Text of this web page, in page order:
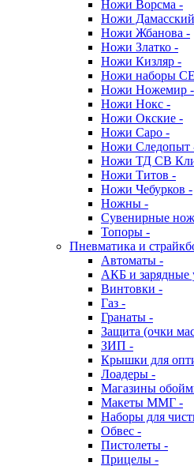
Ножи Ворсма -
Ножи
Ножи Жбанова -
Ножи Златко -
Ножи Кизляр -
Ножи наборы
Ножи Ножемир -
Ножи Нокс -
Ножи Окские -
Ножи Саро -
Ножи Следопыт
Ножи ТД СВ
Ножи Титов -
Ножи Чебурков -
Ножны -
Сувенирные
Топоры -
Пневматика и
Автоматы -
АКБ и зарядные
Винтовки -
Газ -
Гранаты -
Защита (очки
ЗИП -
Крышки для
Лоадеры -
Магазины
Макеты ММГ -
Наборы для
Обвес -
Пистолеты -
Прицелы -